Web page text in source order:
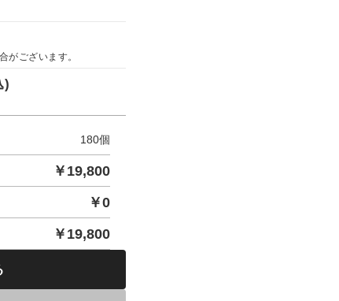
がございます。
)
180個
￥ 19,800
￥0
￥ 19,800